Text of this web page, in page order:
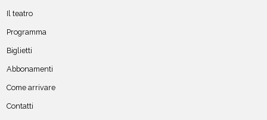
Il teatro
Programma
Biglietti
Abbonamenti
Come arrivare
Contatti